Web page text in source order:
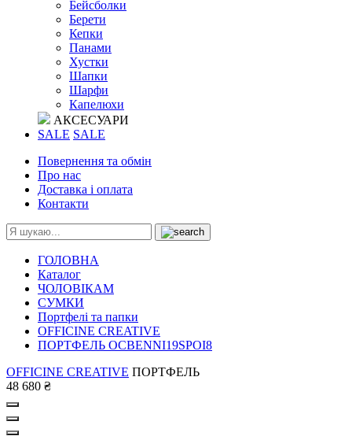
Бейсболки
Берети
Кепки
Панами
Хустки
Шапки
Шарфи
Капелюхи
АКСЕСУАРИ
SALE SALE
Повернення та обмін
Про нас
Доставка і оплата
Контакти
ГОЛОВНА
Каталог
ЧОЛОВІКАМ
СУМКИ
Портфелі та папки
OFFICINE CREATIVE
ПОРТФЕЛЬ OCBENNI19SPOI8
OFFICINE CREATIVE ПОРТФЕЛЬ
48 680 ₴